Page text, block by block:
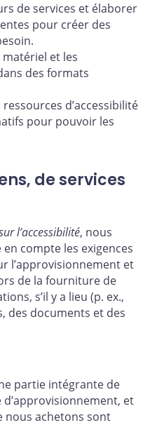
de services et élaborer
pour créer des
et les
des formats
d’accessibilité
pour pouvoir les
de services
l’accessibilité, nous
compte les exigences
l’approvisionnement et
de la fourniture de
s’il y a lieu (p. ex.,
des documents et des
partie intégrante de
et
nous achetons sont